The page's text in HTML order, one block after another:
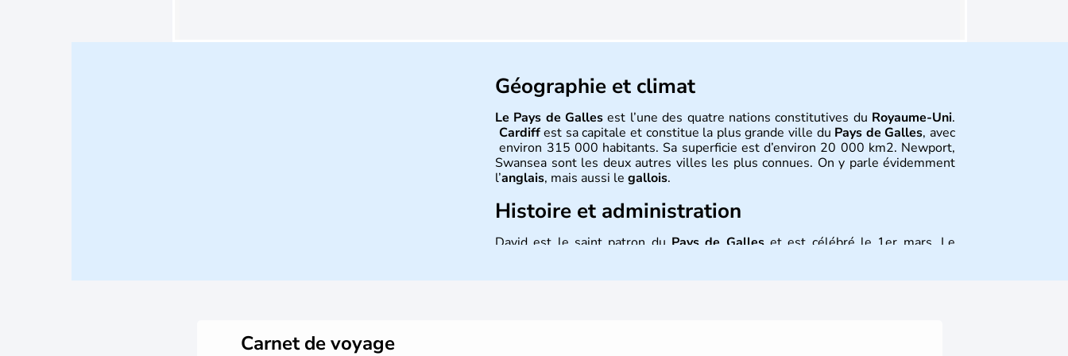
Géographie et climat
Le Pays de Galles est l’une des quatre nations constitutives du Royaume-Uni.
Cardiffest sa capitale et constitue la plus grande ville du Pays de Galles, avec
environ 315 000 habitants. Sa superficie est d’environ 20 000 km2. Newport,
Swansea sont les deux autres villes les plus connues. On y parle évidemment
l’anglais, mais aussi le gallois.
Histoire et administration
David est le saint patron du Pays de Galleset est célébré le 1er mars. Le
Carnet de voyage